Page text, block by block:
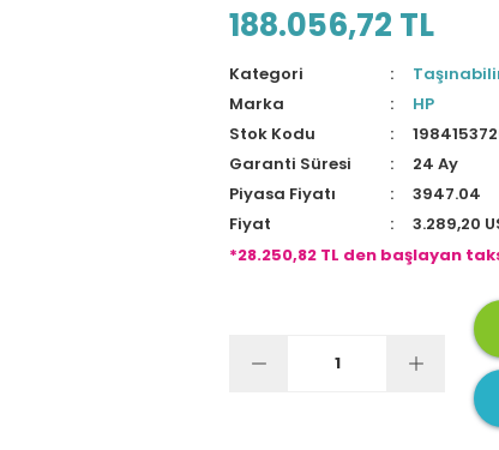
188.056,72 TL
Kategori
Marka
HP
Stok Kodu
Garanti Süresi
24 Ay
Piyasa Fiyatı
3947.04
Fiyat
3.289,20
*28.250,82 TL den başlayan